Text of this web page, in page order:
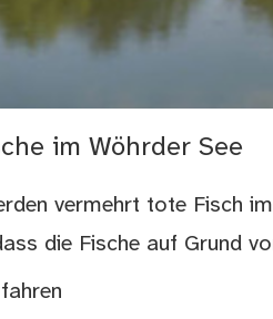
im Wöhrder See
vermehrt tote Fisch
die Fische auf Grund